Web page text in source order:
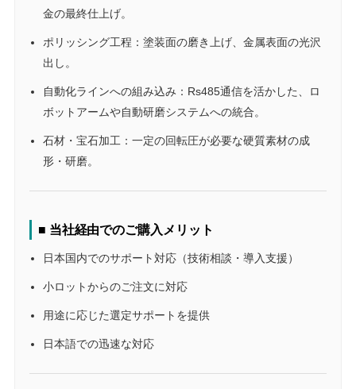
金の最終仕上げ。
ポリッシング工程：塗装面の磨き上げ、金属表面の光沢
出し。
自動化ラインへの組み込み：Rs485通信を活かした、ロ
ボットアームや自動研磨システムへの統合。
石材・宝石加工：一定の回転圧が必要な硬質素材の成
形・研磨。
■ 当社経由でのご購入メリット
日本国内でのサポート対応（技術相談・導入支援）
小ロットからのご注文に対応
用途に応じた選定サポートを提供
日本語での迅速な対応